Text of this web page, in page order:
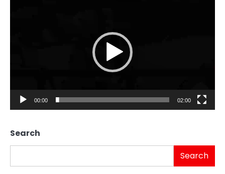
00:00 02:00
Search
Search